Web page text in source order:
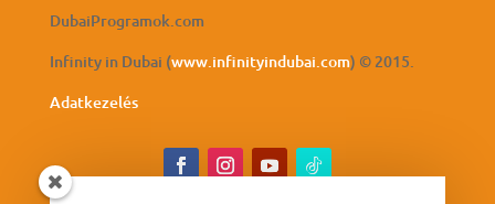
DubaiProgramok.com
Infinity in Dubai (www.infinityindubai.com) © 2015.
Adatkezelés